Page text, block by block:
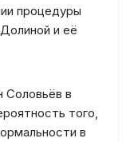
процедуры
и её
Соловьёв в
того,
в